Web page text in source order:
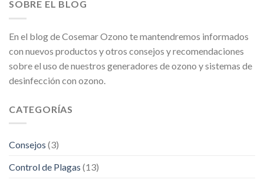
SOBRE EL BLOG
En el blog de Cosemar Ozono te mantendremos informados
con nuevos productos y otros consejos y recomendaciones
sobre el uso de nuestros generadores de ozono y sistemas de
desinfección con ozono.
CATEGORÍAS
Consejos (3)
Control de Plagas (13)